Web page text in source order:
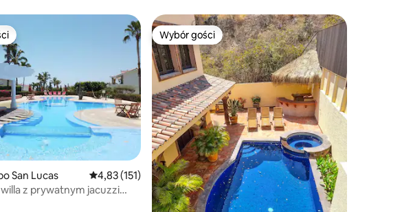
recenzji: 176
San Lucas Średnia ocena: 4,83 na 5, liczba recenzji: 151
4,83 (151)
z prywatnym jacuzzi
Wybór gości
Wybór gości